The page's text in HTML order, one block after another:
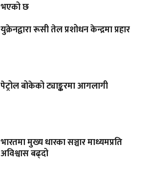
भएको छ
युक्रेनद्वारा रूसी तेल प्रशोधन केन्द्रमा प्रहार
पेट्रोल बोकेको ट्याङ्करमा आगलागी
भारतमा मुख्य धारका सञ्चार माध्यमप्रति
अविश्वास बढ्दो